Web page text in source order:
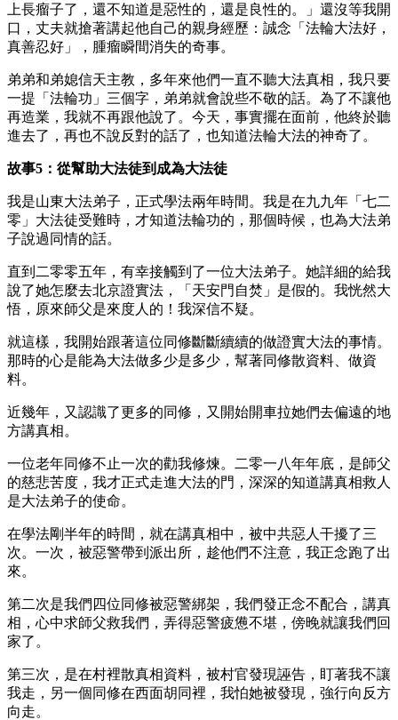
上長瘤子了，還不知道是惡性的，還是良性的。」還沒等我開
口，丈夫就搶著講起他自己的親身經歷：誠念「法輪大法好，
真善忍好」，腫瘤瞬間消失的奇事。
弟弟和弟媳信天主教，多年來他們一直不聽大法真相，我只要
一提「法輪功」三個字，弟弟就會說些不敬的話。為了不讓他
再造業，我就不再跟他說了。今天，事實擺在面前，他終於聽
進去了，再也不說反對的話了，也知道法輪大法的神奇了。
故事5：從幫助大法徒到成為大法徒
我是山東大法弟子，正式學法兩年時間。我是在九九年「七二
零」大法徒受難時，才知道法輪功的，那個時候，也為大法弟
子說過同情的話。
直到二零零五年，有幸接觸到了一位大法弟子。她詳細的給我
說了她怎麼去北京證實法，「天安門自焚」是假的。我恍然大
悟，原來師父是來度人的！我深信不疑。
就這樣，我開始跟著這位同修斷斷續續的做證實大法的事情。
那時的心是能為大法做多少是多少，幫著同修散資料、做資
料。
近幾年，又認識了更多的同修，又開始開車拉她們去偏遠的地
方講真相。
一位老年同修不止一次的勸我修煉。二零一八年年底，是師父
的慈悲苦度，我才正式走進大法的門，深深的知道講真相救人
是大法弟子的使命。
在學法剛半年的時間，就在講真相中，被中共惡人干擾了三
次。一次，被惡警帶到派出所，趁他們不注意，我正念跑了出
來。
第二次是我們四位同修被惡警綁架，我們發正念不配合，講真
相，心中求師父救我們，弄得惡警疲憊不堪，傍晚就讓我們回
家了。
第三次，是在村裡散真相資料，被村官發現誣告，盯著我不讓
我走，另一個同修在西面胡同裡，我怕她被發現，強行向反方
向走。